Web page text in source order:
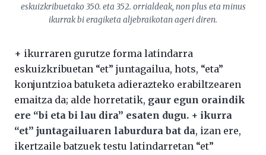
eskuizkribuetako 350. eta 352. orrialdeak, non plus eta minus
ikurrak bi eragiketa aljebraikotan ageri diren.
+ ikurraren gurutze forma latindarra
eskuizkribuetan “et” juntagailua, hots, “eta”
konjuntzioa batuketa adierazteko erabiltzearen
emaitza da; alde horretatik, gaur egun oraindik
ere “bi eta bi lau dira” esaten dugu. + ikurra
“et” juntagailuaren laburdura bat da, izan ere,
ikertzaile batzuek testu latindarretan “et”